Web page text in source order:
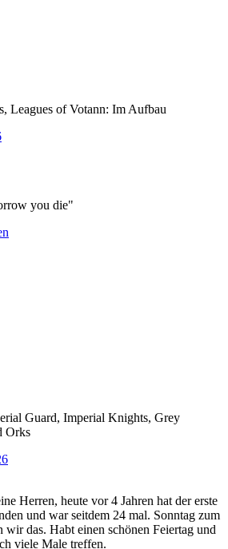
Leagues of Votann: Im Aufbau
you die"
Guard, Imperial Knights, Grey
Orks
Herren, heute vor 4 Jahren hat der erste
und war seitdem 24 mal. Sonntag zum
das. Habt einen schönen Feiertag und
viele Male treffen.